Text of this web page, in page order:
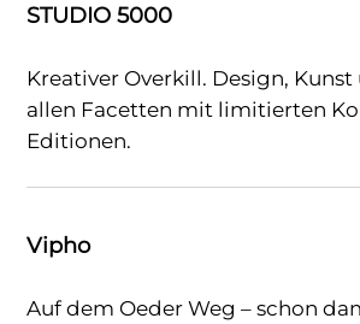
STUDIO 5000
Kreativer Overkill. Design,
allen Facetten mit limitierten
Editionen.
Vipho
Auf dem Oeder Weg – schon